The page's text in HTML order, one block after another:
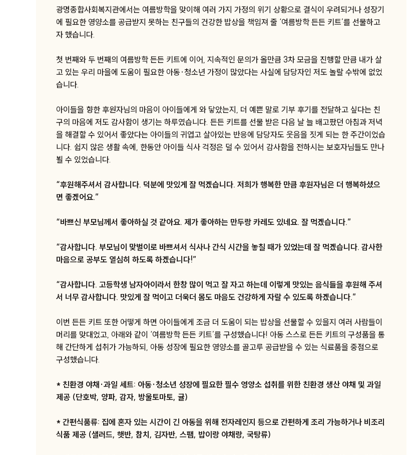
광명종합사회복지관에서는 여름방학을 맞이해 여러 가지 가정의 위기 상황으로 결식이 우려되거나 성장기
에 필요한 영양소를 공급받지 못하는 친구들의 건강한 밥상을 책임져 줄 ‘여름방학 든든 키트’를 선물하고
자 했습니다.
첫 번째와 두 번째의 여름방학 든든 키트에 이어, 지속적인 문의가 올만큼 3차 모금을 진행할 만큼 내가 살
고 있는 우리 마을에 도움이 필요한 아동·청소년 가정이 많았다는 사실에 담당자인 저도 놀랄 수밖에 없었
습니다.
아이들을 향한 후원자님의 마음이 아이들에게 와 닿았는지, 더 예쁜 말로 기부 후기를 전달하고 싶다는 친
구의 마음에 저도 감사함이 생기는 하루였습니다. 든든 키트를 선물 받은 다음 날 늘 배고팠던 아침과 저녁
을 해결할 수 있어서 좋았다는 아이들의 귀엽고 살아있는 반응에 담당자도 웃음을 짓게 되는 한 주간이었습
니다. 쉽지 않은 생활 속에, 한동안 아이들 식사 걱정은 덜 수 있어서 감사함을 전하시는 보호자님들도 만나
뵐 수 있었습니다.
“후원해주셔서 감사합니다. 덕분에 맛있게 잘 먹겠습니다. 저희가 행복한 만큼 후원자님은 더 행복하셨으
면 좋겠어요.”
“바쁘신 부모님께서 좋아하실 것 같아요. 제가 좋아하는 만두랑 카레도 있네요. 잘 먹겠습니다.”
“감사합니다. 부모님이 맞벌이로 바쁘셔서 식사나 간식 시간을 놓칠 때가 있었는데 잘 먹겠습니다. 감사한
마음으로 공부도 열심히 하도록 하겠습니다!”
“감사합니다. 고등학생 남자아이라서 한창 많이 먹고 잘 자고 하는데 이렇게 맛있는 음식들을 후원해 주셔
서 너무 감사합니다. 맛있게 잘 먹이고 더욱더 몸도 마음도 건강하게 자랄 수 있도록 하겠습니다.”
이번 든든 키트 또한 어떻게 하면 아이들에게 조금 더 도움이 되는 밥상을 선물할 수 있을지 여러 사람들이
머리를 맞대었고, 아래와 같이 ‘여름방학 든든 키트’를 구성했습니다! 아동 스스로 든든 키트의 구성품을 통
해 간단하게 섭취가 가능하되, 아동 성장에 필요한 영양소를 골고루 공급받을 수 있는 식료품을 중점으로
구성했습니다.
* 친환경 야채·과일 세트: 아동·청소년 성장에 필요한 필수 영양소 섭취를 위한 친환경 생산 야채 및 과일
제공 (단호박, 양파, 감자, 방울토마토, 귤)
* 간편식품류: 집에 혼자 있는 시간이 긴 아동을 위해 전자레인지 등으로 간편하게 조리 가능하거나 비조리
식품 제공 (샐러드, 햇반, 참치, 김자반, 스팸, 밥이랑 야채랑, 국탕류)
#보육원 #생활 #반바지외7종
#2608-18. 요리사라는 꿈을 갖게 되어
#그룹홈 #간식 #통가래떡외7종
#2608-19. 서울시 송파구 봄채 아이들 4
명에게
#지역아동센터 #간식 #복숭아외7종